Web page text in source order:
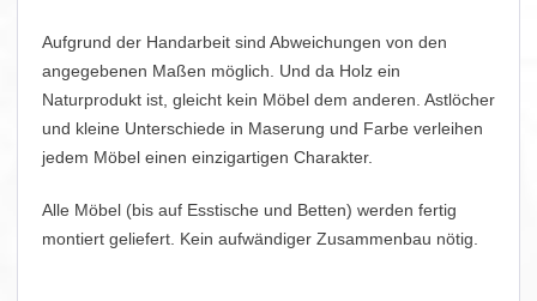
Aufgrund der Handarbeit sind Abweichungen von den
angegebenen Maßen möglich. Und da Holz ein
Naturprodukt ist, gleicht kein Möbel dem anderen. Astlöcher
und kleine Unterschiede in Maserung und Farbe verleihen
jedem Möbel einen einzigartigen Charakter.
Alle Möbel (bis auf Esstische und Betten) werden fertig
montiert geliefert. Kein aufwändiger Zusammenbau nötig.